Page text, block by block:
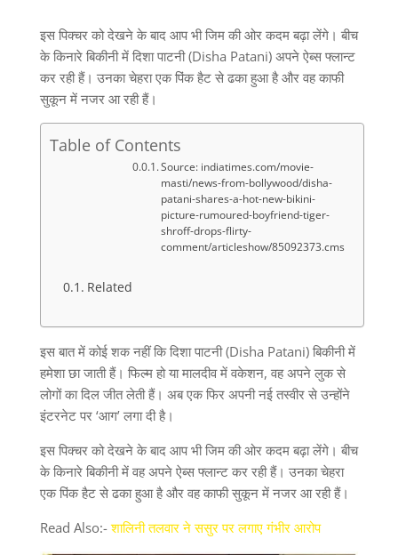
इस पिक्‍चर को देखने के बाद आप भी जिम की ओर कदम बढ़ा लेंगे। बीच
के किनारे बिकीनी में दिशा पाटनी (Disha Patani) अपने ऐब्‍स फ्लान्‍ट
कर रही हैं। उनका चेहरा एक पिंक हैट से ढका हुआ है और वह काफी
सुकून में नजर आ रही हैं।
Table of Contents
Source: indiatimes.com/movie-
masti/news-from-bollywood/disha-
patani-shares-a-hot-new-bikini-
picture-rumoured-boyfriend-tiger-
shroff-drops-flirty-
comment/articleshow/85092373.cms
Related
इस बात में कोई शक नहीं कि दिशा पाटनी (Disha Patani) बिकीनी में
हमेशा छा जाती हैं। फिल्‍म हो या मालदीव में वकेशन, वह अपने लुक से
लोगों का दिल जीत लेती हैं। अब एक फिर अपनी नई तस्‍वीर से उन्‍होंने
इंटरनेट पर ‘आग’ लगा दी है।
इस पिक्‍चर को देखने के बाद आप भी जिम की ओर कदम बढ़ा लेंगे। बीच
के किनारे बिकीनी में वह अपने ऐब्‍स फ्लान्‍ट कर रही हैं। उनका चेहरा
एक पिंक हैट से ढका हुआ है और वह काफी सुकून में नजर आ रही हैं।
Read Also:-शालिनी तलवार ने ससुर पर लगाए गंभीर आरोप